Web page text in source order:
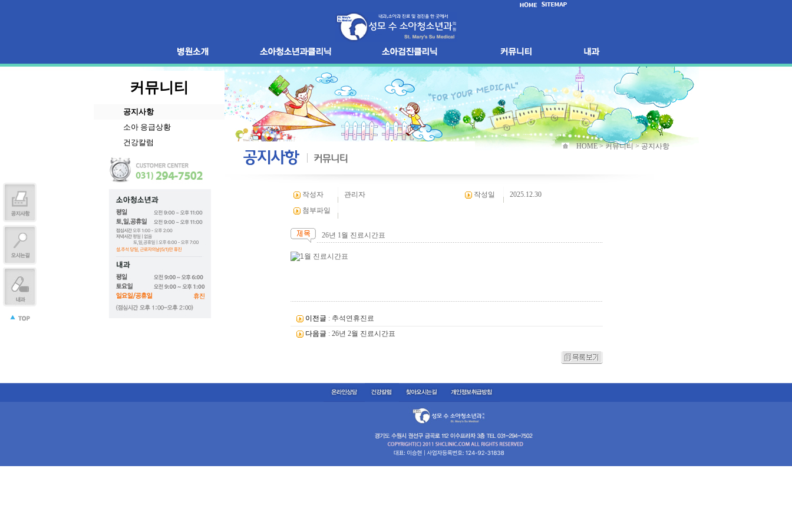
커뮤니티
공지사항
소아 응급상황
건강칼럼
HOME > 커뮤니티 > 공지사항
작성자 관리자 작성일
2025.12.30
첨부파일
26년 1월 진료시간표
이전글 : 추석연휴진료
다음글 : 26년 2월 진료시간표